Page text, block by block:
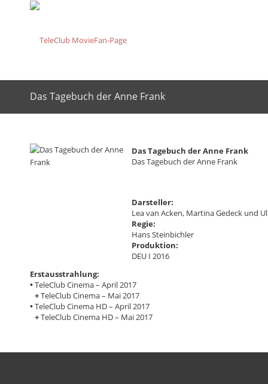
Das Tagebuch der Anne Frank
Das Tagebuch der Anne Frank
Das Tagebuch der Anne Frank
Darsteller:
Lea van Acken, Martina Gedeck und
Regie:
Hans Steinbichler
Produktion:
DEU I 2016
Erstausstrahlung:
•TeleClub Cinema – April 2017
+TeleClub Cinema – Mai 2017
•TeleClub Cinema HD – April 2017
+TeleClub Cinema HD – Mai 2017